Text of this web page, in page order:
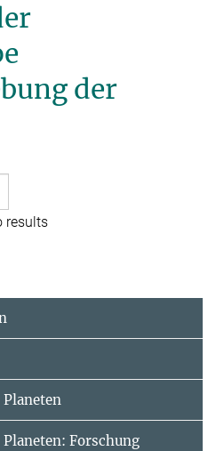
der
results
Planeten
Forschung